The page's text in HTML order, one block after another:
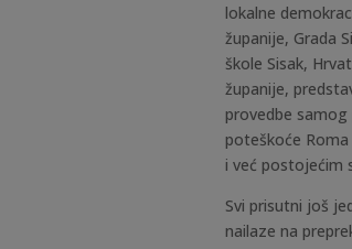
lokalne
županije, Grada
škole Sisak,
županije,
provedbe
poteškoće
i već postojećim
Svi prisutni još
nailaze na